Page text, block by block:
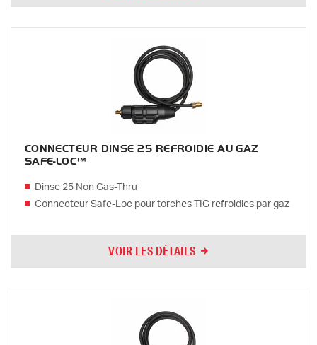
CONNECTEUR DINSE 25 REFROIDIE AU GAZ
SAFE-LOC™
Dinse 25 Non Gas-Thru
Connecteur Safe-Loc pour torches TIG refroidies par gaz
VOIR LES DÉTAILS